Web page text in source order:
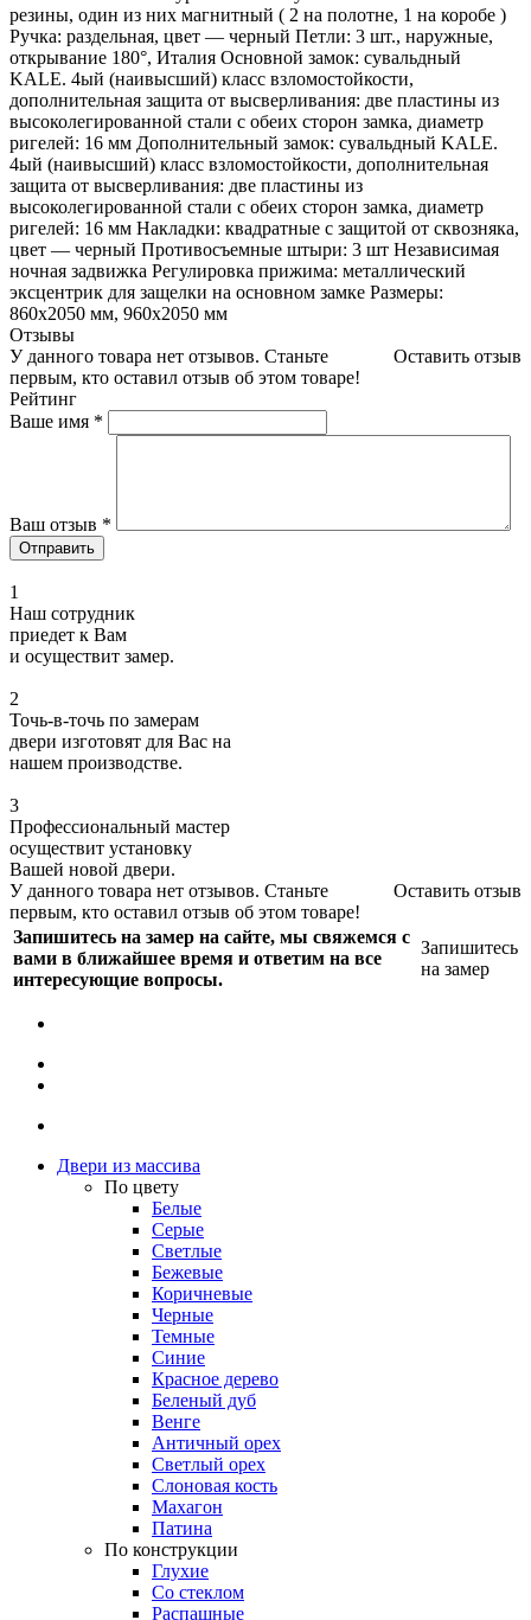
резины, один из них магнитный ( 2 на полотне, 1 на коробе )
Ручка: раздельная, цвет — черный Петли: 3 шт., наружные,
открывание 180°, Италия Основной замок: сувальдный
KALE. 4ый (наивысший) класс взломостойкости,
дополнительная защита от высверливания: две пластины из
высоколегированной стали с обеих сторон замка, диаметр
ригелей: 16 мм Дополнительный замок: сувальдный KALE.
4ый (наивысший) класс взломостойкости, дополнительная
защита от высверливания: две пластины из
высоколегированной стали с обеих сторон замка, диаметр
ригелей: 16 мм Накладки: квадратные с защитой от сквозняка,
цвет — черный Противосъемные штыри: 3 шт Независимая
ночная задвижка Регулировка прижима: металлический
эксцентрик для защелки на основном замке Размеры:
860х2050 мм, 960х2050 мм
Отзывы
Оставить отзыв
У данного товара нет отзывов. Станьте
первым, кто оставил отзыв об этом товаре!
Рейтинг
Ваше имя *
Ваш отзыв *
1
Наш сотрудник
приедет к Вам
и осуществит замер.
2
Точь-в-точь по замерам
двери изготовят для Вас на
нашем производстве.
3
Профессиональный мастер
осуществит установку
Вашей новой двери.
Оставить отзыв
У данного товара нет отзывов. Станьте
первым, кто оставил отзыв об этом товаре!
Запишитесь на замер на сайте, мы свяжемся с
вами в ближайшее время и ответим на все
интересующие вопросы.
Запишитесь
на замер
Двери из массива
По цвету
Белые
Серые
Светлые
Бежевые
Коричневые
Черные
Темные
Синие
Красное дерево
Беленый дуб
Венге
Античный орех
Светлый орех
Слоновая кость
Махагон
Патина
По конструкции
Глухие
Со стеклом
Распашные